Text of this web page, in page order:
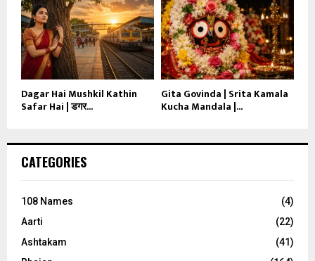
Dagar Hai Mushkil Kathin
Safar Hai | डगर...
Gita Govinda | Srita Kamala
Kucha Mandala |...
CATEGORIES
108 Names
(4)
Aarti
(22)
Ashtakam
(41)